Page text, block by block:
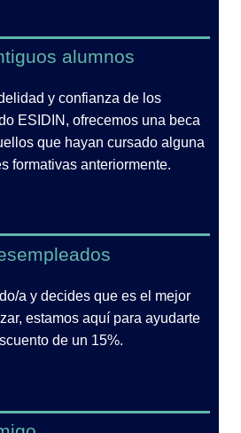
alumnos
y confianza de los
ESIDIN, ofrecemos una beca
que hayan cursado alguna
formativas anteriormente.
a y decides que es el mejor
estamos aquí para ayudarte
de un 15%.